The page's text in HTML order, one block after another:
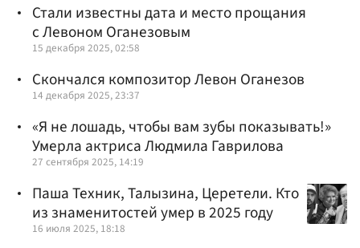
Стали известны дата и место прощания
с Левоном Оганезовым
15 декабря 2025, 02:58
Скончался композитор Левон Оганезов
14 декабря 2025, 23:37
«Я не лошадь, чтобы вам зубы показывать!»
Умерла актриса Людмила Гаврилова
27 сентября 2025, 14:19
Паша Техник, Талызина, Церетели. Кто
из знаменитостей умер в 2025 году
16 июля 2025, 18:18